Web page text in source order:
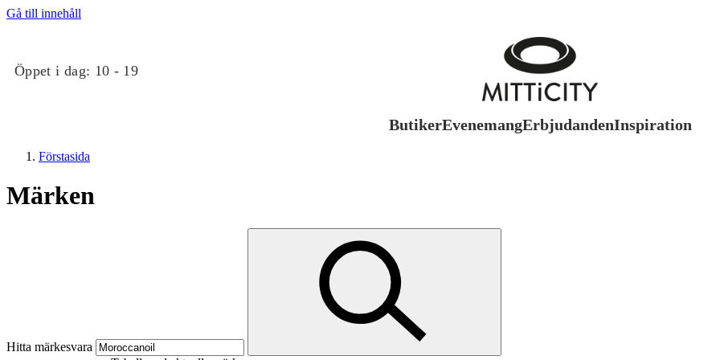
Gå till innehåll
Öppet i dag: 10 - 19
ButikerEvenemangErbjudandenInspiration
Evenemang
Förstasida
Märken
Hitta märkesvara